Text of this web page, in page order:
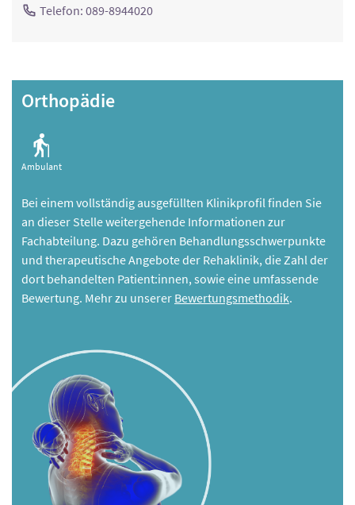
Telefon: 089-8944020
Orthopädie
Ambulant
Bei einem vollständig ausgefüllten Klinikprofil finden Sie
an dieser Stelle weitergehende Informationen zur
Fachabteilung. Dazu gehören Behandlungsschwerpunkte
und therapeutische Angebote der Rehaklinik, die Zahl der
dort behandelten Patient:innen, sowie eine umfassende
Bewertung. Mehr zu unserer Bewertungsmethodik.